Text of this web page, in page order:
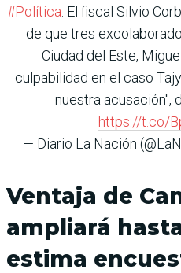
#Política . El fiscal Silvio
de que tres
Ciudad del Este,
culpabilidad en el caso
nuestra acusación",
https://t.co/
— Diario La Nación
Ventaja de
ampliará
estima